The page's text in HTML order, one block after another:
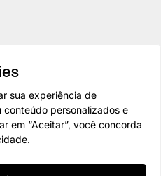
sua experiência de
conteúdo personalizados e
em “Aceitar”, você concorda
.